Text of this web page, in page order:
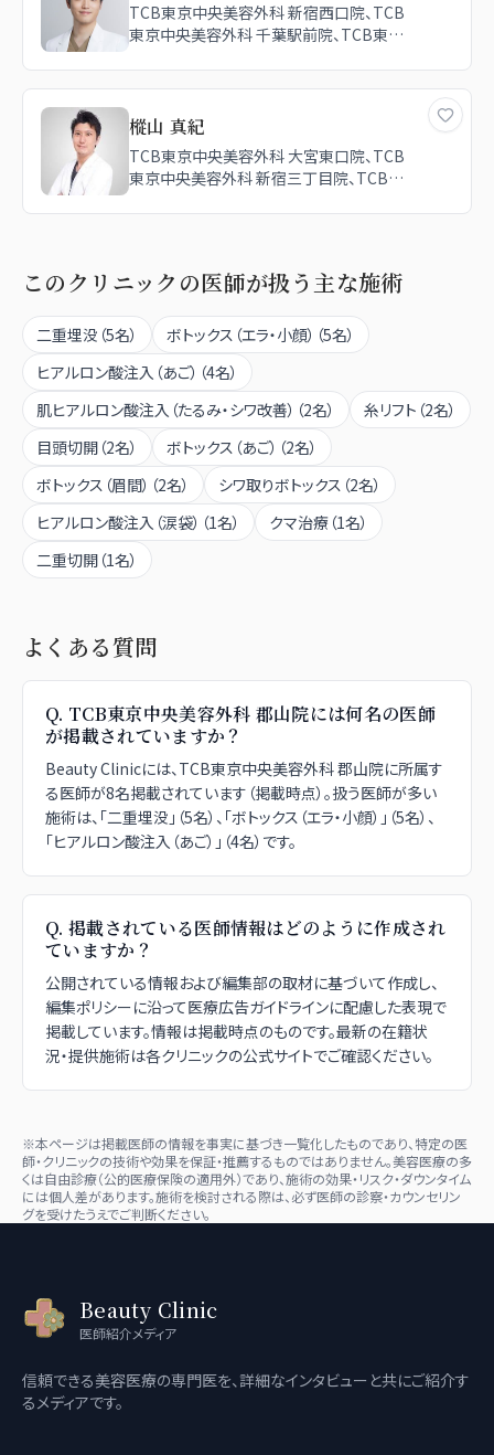
TCB東京中央美容外科 新宿西口院、TCB
東京中央美容外科 千葉駅前院、TCB東京
樅山 真紀
TCB東京中央美容外科 大宮東口院、TCB
東京中央美容外科 新宿三丁目院、TCB東
このクリニックの医師が扱う主な施術
二重埋没 （5名） ボトックス（エラ・小顔） （5名）
ヒアルロン酸注入（あご） （4名）
肌ヒアルロン酸注入（たるみ・シワ改善） （2名） 糸リフト （2名）
目頭切開 （2名） ボトックス（あご） （2名）
ボトックス（眉間） （2名） シワ取りボトックス （2名）
ヒアルロン酸注入（涙袋） （1名） クマ治療 （1名）
二重切開 （1名）
よくある質問
Q. TCB東京中央美容外科 郡山院には何名の医師
が掲載されていますか？
Beauty Clinicには、TCB東京中央美容外科 郡山院に所属す
る医師が8名掲載されています（掲載時点）。扱う医師が多い
施術は、「二重埋没」（5名）、「ボトックス（エラ・小顔）」（5名）、
「ヒアルロン酸注入（あご）」（4名）です。
Q. 掲載されている医師情報はどのように作成され
ていますか？
公開されている情報および編集部の取材に基づいて作成し、
編集ポリシーに沿って医療広告ガイドラインに配慮した表現で
掲載しています。情報は掲載時点のものです。最新の在籍状
況・提供施術は各クリニックの公式サイトでご確認ください。
※本ページは掲載医師の情報を事実に基づき一覧化したものであり、特定の医
師・クリニックの技術や効果を保証・推薦するものではありません。美容医療の多
くは自由診療（公的医療保険の適用外）であり、施術の効果・リスク・ダウンタイム
には個人差があります。施術を検討される際は、必ず医師の診察・カウンセリン
グを受けたうえでご判断ください。
Beauty Clinic
医師紹介メディア
信頼できる美容医療の専門医を、詳細なインタビューと共にご紹介す
るメディアです。